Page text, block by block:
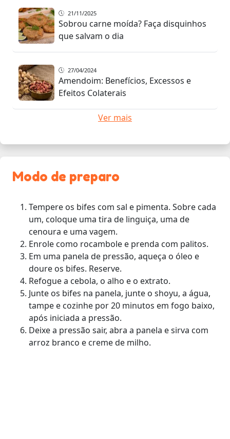
21/11/2025
Sobrou carne moída? Faça disquinhos
que salvam o dia
27/04/2024
Amendoim: Benefícios, Excessos e
Efeitos Colaterais
Ver mais
Modo de preparo
Tempere os bifes com sal e pimenta. Sobre cada
um, coloque uma tira de linguiça, uma de
cenoura e uma vagem.
Enrole como rocambole e prenda com palitos.
Em uma panela de pressão, aqueça o óleo e
doure os bifes. Reserve.
Refogue a cebola, o alho e o extrato.
Junte os bifes na panela, junte o shoyu, a água,
tampe e cozinhe por 20 minutos em fogo baixo,
após iniciada a pressão.
Deixe a pressão sair, abra a panela e sirva com
arroz branco e creme de milho.